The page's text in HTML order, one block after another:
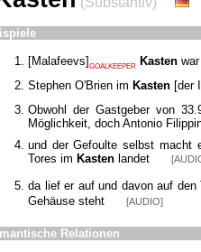
[Malafeevs] GOALKEEPER Kasten
Stephen O'Brien im Kasten [der
Obwohl der Gastgeber von
Möglichkeit, doch Antonio
und der Gefoulte selbst macht
Tores im Kasten landet
da lief er auf und davon auf
Gehäuse steht
[AUDIO]
Relationen